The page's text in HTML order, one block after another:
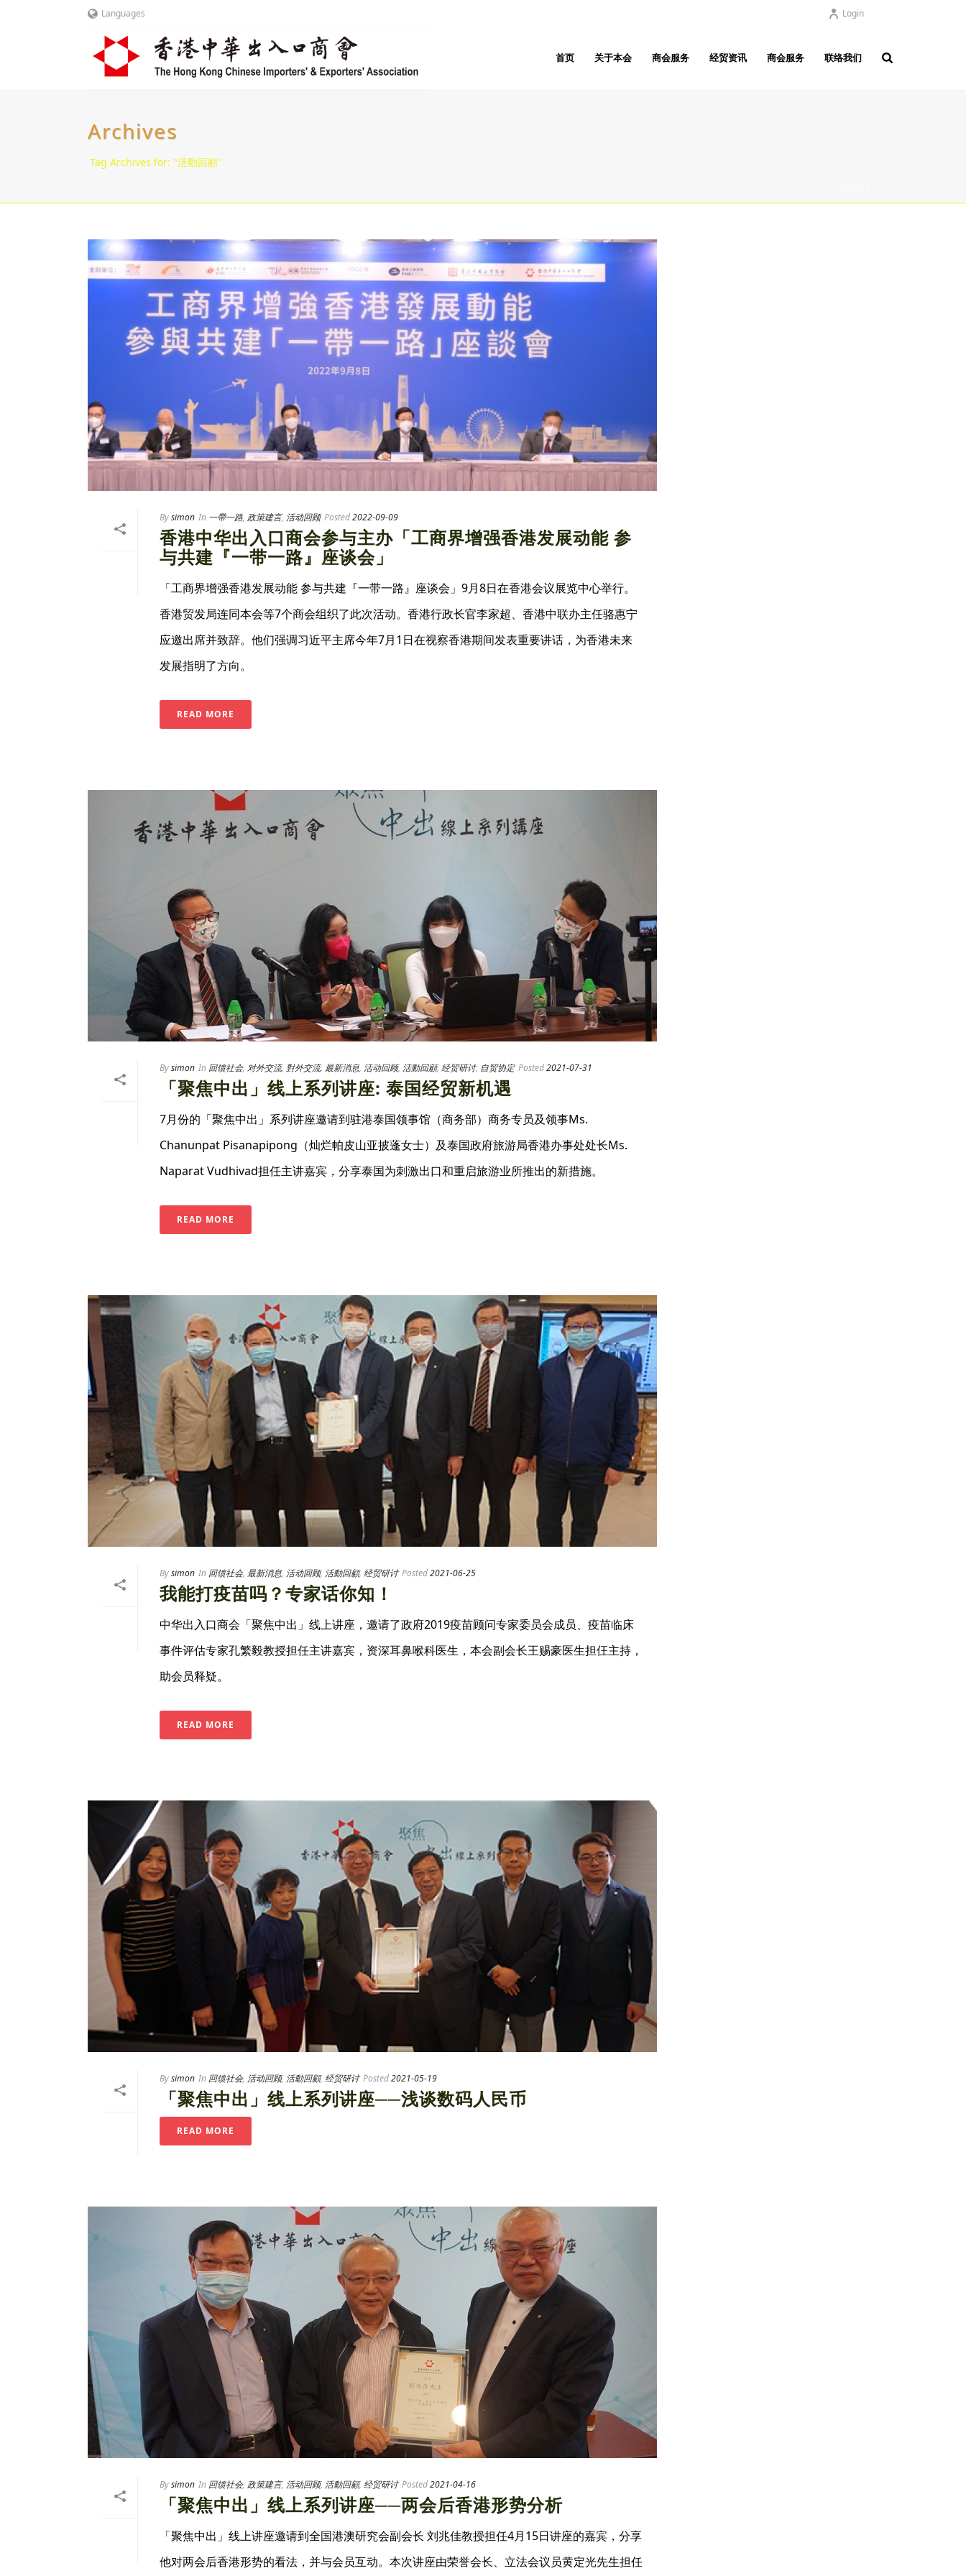
Languages Login
首页 关于本会 商会服务 经贸资讯 商会服务 联络我们
Archives
Tag Archives for: "活動回顧"
Bysimon In 一帶一路, 政策建言, 活动回顾 Posted2022-09-09
香港中华出入口商会参与主办「工商界增强香港发展动能 参
与共建『一带一路』座谈会」
「工商界增强香港发展动能 参与共建『一带一路』座谈会」9月8日在香港会议展览中心举行。
香港贸发局连同本会等7个商会组织了此次活动。香港行政长官李家超、香港中联办主任骆惠宁
应邀出席并致辞。他们强调习近平主席今年7月1日在视察香港期间发表重要讲话，为香港未来
发展指明了方向。
READ MORE
Bysimon In 回馈社会, 对外交流, 對外交流, 最新消息, 活动回顾, 活動回顧, 经贸研讨, 自贸协定 Posted2021-07-31
「聚焦中出」线上系列讲座: 泰国经贸新机遇
7月份的「聚焦中出」系列讲座邀请到驻港泰国领事馆（商务部）商务专员及领事Ms.
Chanunpat Pisanapipong（灿烂帕皮山亚披蓬女士）及泰国政府旅游局香港办事处处长Ms.
Naparat Vudhivad担任主讲嘉宾，分享泰国为刺激出口和重启旅游业所推出的新措施。
READ MORE
Bysimon In 回馈社会, 最新消息, 活动回顾, 活動回顧, 经贸研讨 Posted2021-06-25
我能打疫苗吗？专家话你知！
中华出入口商会「聚焦中出」线上讲座，邀请了政府2019疫苗顾问专家委员会成员、疫苗临床
事件评估专家孔繁毅教授担任主讲嘉宾，资深耳鼻喉科医生，本会副会长王赐豪医生担仼主持，
助会员释疑。
READ MORE
Bysimon In 回馈社会, 活动回顾, 活動回顧, 经贸研讨 Posted2021-05-19
「聚焦中出」线上系列讲座──浅谈数码人民币
READ MORE
Bysimon In 回馈社会, 政策建言, 活动回顾, 活動回顧, 经贸研讨 Posted2021-04-16
「聚焦中出」线上系列讲座──两会后香港形势分析
「聚焦中出」线上讲座邀请到全国港澳研究会副会长 刘兆佳教授担任4月15日讲座的嘉宾，分享
他对两会后香港形势的看法，并与会员互动。本次讲座由荣誉会长、立法会议员黄定光先生担任